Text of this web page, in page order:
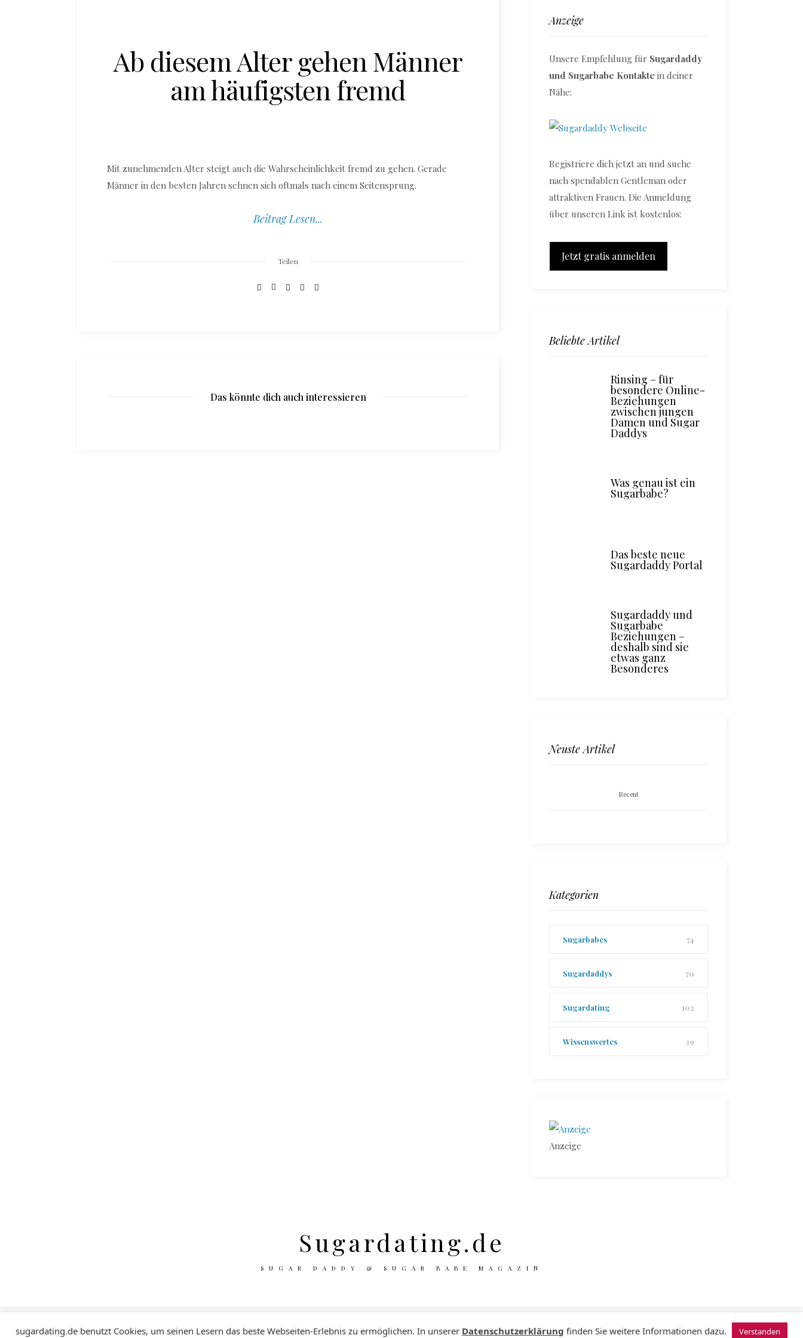
Ab diesem Alter gehen Männer
am häufigsten fremd
Mit zunehmenden Alter steigt auch die Wahrscheinlichkeit fremd zu gehen. Gerade
Männer in den besten Jahren sehnen sich oftmals nach einem Seitensprung.
Beitrag Lesen...
Teilen
Das könnte dich auch interessieren
Anzeige
Unsere Empfehlung für Sugardaddy
und Sugarbabe Kontakte in deiner
Nähe:
Registriere dich jetzt an und suche
nach spendablen Gentleman oder
attraktiven Frauen. Die Anmeldung
über unseren Link ist kostenlos:
Jetzt gratis anmelden
Beliebte Artikel
Rinsing – für
besondere Online-
Beziehungen
zwischen jungen
Damen und Sugar
Daddys
Was genau ist ein
Sugarbabe?
Das beste neue
Sugardaddy Portal
Sugardaddy und
Sugarbabe
Beziehungen –
deshalb sind sie
etwas ganz
Besonderes
Neuste Artikel
Recent
Kategorien
Sugarbabes 74
Sugardaddys 70
Sugardating 102
Wissenswertes 39
Anzeige
Sugardating.de
SUGAR DADDY & SUGAR BABE MAGAZIN
Impressum Datenschutzerklärung © 2024 Sugardating.de
sugardating.de benutzt Cookies, um seinen Lesern das beste Webseiten-Erlebnis zu ermöglichen. In unserer Datenschutzerklärung finden Sie weitere Informationen dazu. Verstanden